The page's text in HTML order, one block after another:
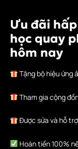
Ưu đãi
học quay
hôm nay
Tặng bộ hiệu ứng
Tham gia cộng
Được sửa và hỗ
Hoàn tiền 100%